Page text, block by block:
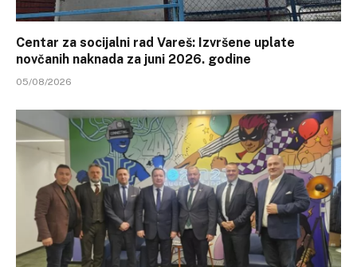
Centar za socijalni rad Vareš: Izvršene uplate
novčanih naknada za juni 2026. godine
05/08/2026